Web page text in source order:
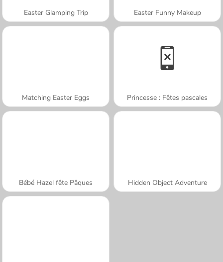
Easter Glamping Trip Easter Funny Makeup
Matching Easter Eggs Princesse : Fêtes pascales
Bébé Hazel fête Pâques Hidden Object Adventure